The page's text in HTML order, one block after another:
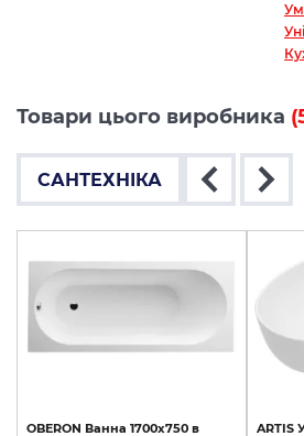
Товари цього виробника
САНТЕХНІКА
OBERON Ванна 1700x750 в
ARTIS